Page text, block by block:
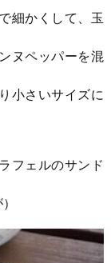
細かくして、玉
ヌペッパーを混
小さいサイズに
フェルのサンド